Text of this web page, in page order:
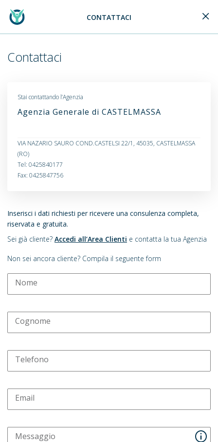
Generali Logo CONTATTACI
Contattaci
Inserisci i dati richiesti per ricevere una consulenza completa,
riservata e gratuita.
Sei già cliente? Accedi all’Area Clienti e contatta la tua Agenzia
Non sei ancora cliente? Compila il seguente form
Nome
Cognome
Telefono
Email
Messaggio
Stai contattando l’Agenzia
Agenzia Generale di CASTELMASSA
VIA NAZARIO SAURO COND.CASTELSI 22/1, 45035, CASTELMASSA
(RO)
Tel: 0425840177
Fax: 0425847756